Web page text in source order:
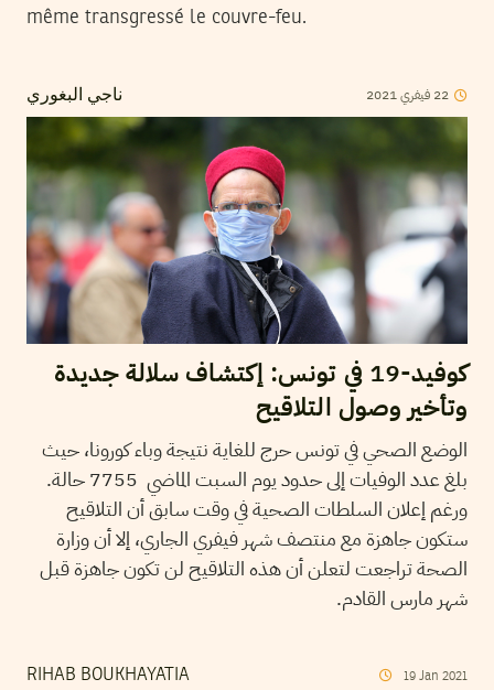
même transgressé le couvre-feu.
ناجي البغوري 22 فيفري2021
كوفيد-19 في تونس: إكتشاف سلالة جديدة
وتأخير وصول التلاقيح
الوضع الصحي في تونس حرج للغاية نتيجة وباء كورونا، حيث
بلغ عدد الوفيات إلى حدود يوم السبت الماضي 7755 حالة.
ورغم إعلان السلطات الصحية في وقت سابق أن التلاقيح
ستكون جاهزة مع منتصف شهر فيفري الجاري، إلا أن وزارة
الصحة تراجعت لتعلن أن هذه التلاقيح لن تكون جاهزة قبل
شهر مارس القادم.
RIHAB BOUKHAYATIA 19 Jan 2021